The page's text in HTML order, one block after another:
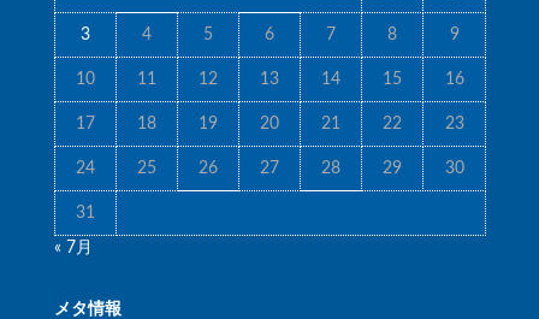
3 4 5 6 7 8 9
10 11 12 13 14 15 16
17 18 19 20 21 22 23
24 25 26 27 28 29 30
31
« 7月
メタ情報